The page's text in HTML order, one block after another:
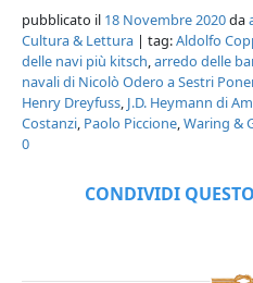
pubblicato il 18 Novembre 2020da
Cultura & Lettura | tag:Aldolfo
delle navi più kitsch,arredo delle
navali di Nicolò Odero a Sestri
Henry Dreyfuss, J.D. Heymann di
Costanzi, Paolo Piccione,Waring &
0
CONDIVIDI